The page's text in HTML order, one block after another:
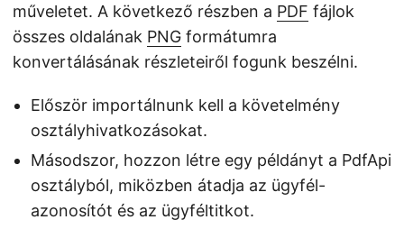
műveletet. A következő részben a PDF fájlok
összes oldalának PNG formátumra
konvertálásának részleteiről fogunk beszélni.
Először importálnunk kell a követelmény
osztályhivatkozásokat.
Másodszor, hozzon létre egy példányt a PdfApi
osztályból, miközben átadja az ügyfél-
azonosítót és az ügyféltitkot.